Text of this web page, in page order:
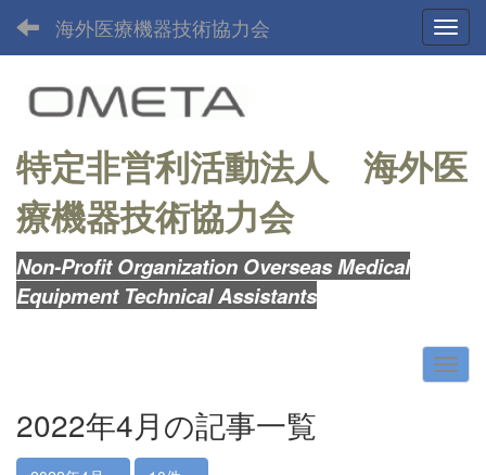
海外医療機器技術協力会
特定非営利活動法人 海外医
療機器技術協力会
Non-Profit Organization Overseas Medical
Equipment Technical Assistants
2022年4月の記事一覧